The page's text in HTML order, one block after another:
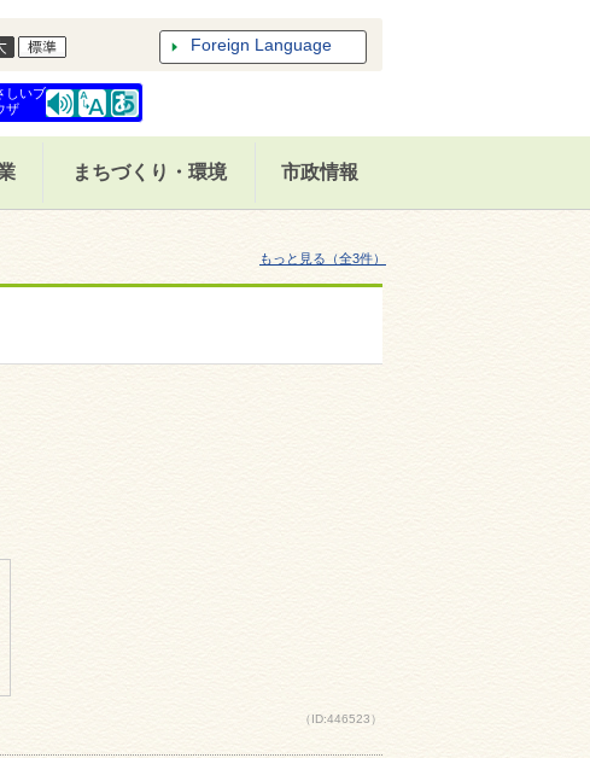
Foreign Language
しいブ
ザ
まちづくり・環境 市政情報
もっと見る（全3件）
（ID:446523）